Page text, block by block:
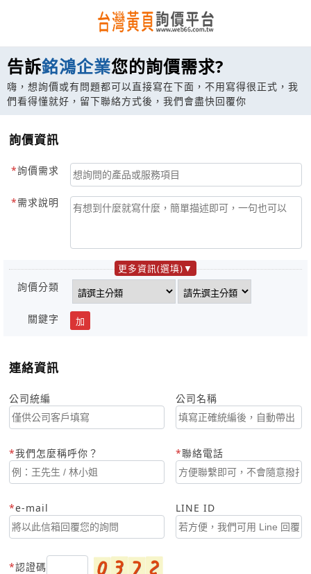
告訴銘鴻企業您的詢價需求?
嗨，想詢價或有問題都可以直接寫在下面，不用寫得很正式，我
們看得懂就好，留下聯絡方式後，我們會盡快回覆你
詢價資訊
詢價需求
需求說明
更多資訊(選填)
詢價分類
關鍵字 加
連絡資訊
公司統編 公司名稱
我們怎麼稱呼你？ 聯絡電話
e-mail LINE ID
認證碼